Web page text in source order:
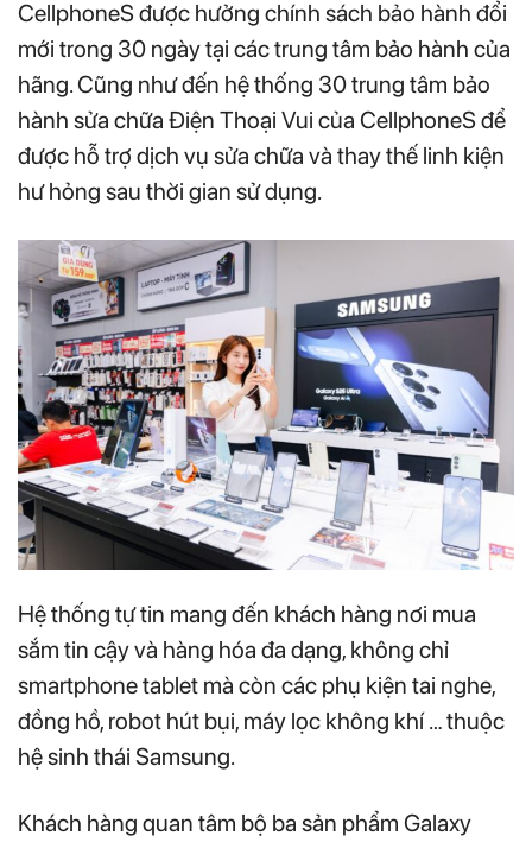
CellphoneS được hưởng chính sách bảo hành đổi
mới trong 30 ngày tại các trung tâm bảo hành của
hãng. Cũng như đến hệ thống 30 trung tâm bảo
hành sửa chữa Điện Thoại Vui của CellphoneS để
được hỗ trợ dịch vụ sửa chữa và thay thế linh kiện
hư hỏng sau thời gian sử dụng.
Hệ thống tự tin mang đến khách hàng nơi mua
sắm tin cậy và hàng hóa đa dạng, không chỉ
smartphone tablet mà còn các phụ kiện tai nghe,
đồng hồ, robot hút bụi, máy lọc không khí … thuộc
hệ sinh thái Samsung.
Khách hàng quan tâm bộ ba sản phẩm Galaxy